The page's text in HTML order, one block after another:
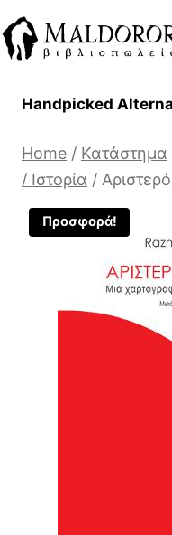
to
content
Handpicked
Home / Κατάστημα
/ Ιστορία /
Προσφορά!